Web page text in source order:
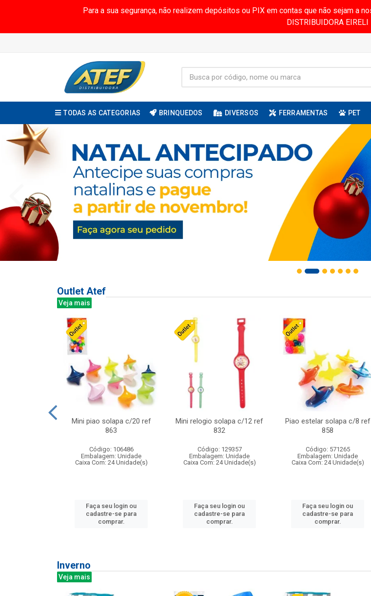
Para a sua segurança, não realizem depósitos ou PIX em contas que não sejam a
DISTRIBUIDORA EIRELI
TODAS AS CATEGORIAS BRINQUEDOS DIVERSOS FERRAMENTAS PET
Outlet Atef
Veja mais
Mini piao solapa c/20 ref
863
Código: 106486
Embalagem: Unidade
Caixa Com: 24 Unidade(s)
Faça seu login ou
cadastre-se para
comprar.
Mini relogio solapa c/12 ref
832
Código: 129357
Embalagem: Unidade
Caixa Com: 24 Unidade(s)
Faça seu login ou
cadastre-se para
comprar.
Piao estelar solapa c/8 ref
858
Código: 571265
Embalagem: Unidade
Caixa Com: 24 Unidade(s)
Faça seu login ou
cadastre-se para
comprar.
Inverno
Veja mais